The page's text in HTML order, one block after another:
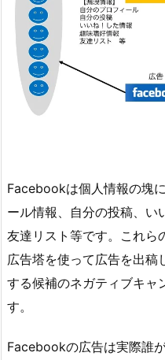
Facebookは個人情報の塊
ール情報、自分の投稿、い
友達リスト等です。これ
広告塔を使って広告を出稿
する候補のネガティブキャ
す。
Facebookの広告は実際誰